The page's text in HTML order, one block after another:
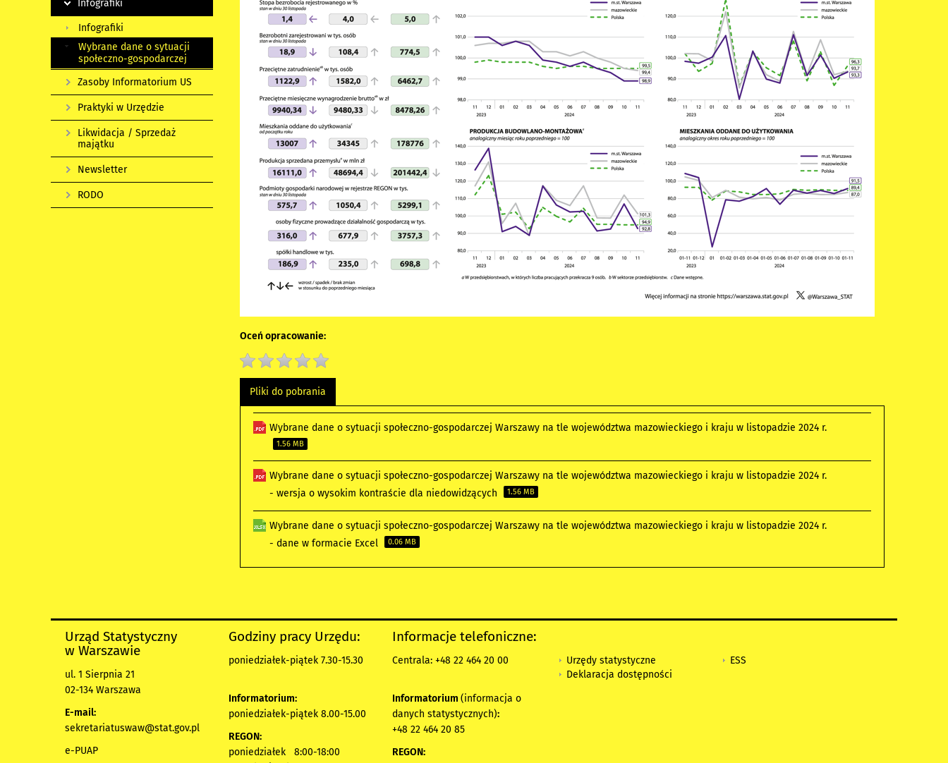
Oceń opracowanie:
Pliki do pobrania
Wybrane dane o sytuacji społeczno-gospodarczej Warszawy na tle województwa mazowieckiego i kraju w listopadzie 2024 r.
1.56 MB
Wybrane dane o sytuacji społeczno-gospodarczej Warszawy na tle województwa mazowieckiego i kraju w listopadzie 2024 r.
- wersja o wysokim kontraście dla niedowidzących
1.56 MB
Wybrane dane o sytuacji społeczno-gospodarczej Warszawy na tle województwa mazowieckiego i kraju w listopadzie 2024 r.
- dane w formacie Excel
0.06 MB
Infografiki
Infografiki
Wybrane dane o sytuacji
społeczno-gospodarczej
Zasoby Informatorium US
Praktyki w Urzędzie
Likwidacja / Sprzedaż
majątku
Newsletter
RODO
Urząd Statystyczny
w Warszawie
ul. 1 Sierpnia 21
02-134 Warszawa
E-mail:
sekretariatuswaw@stat.gov.pl
e-PUAP
Godziny pracy Urzędu:
poniedziałek-piątek 7.30-15.30
Informatorium:
poniedziałek-piątek 8.00-15.00
REGON:
poniedziałek 8:00-18:00
Informacje telefoniczne:
Centrala: +48 22 464 20 00
Informatorium (informacja o
danych statystycznych):
+48 22 464 20 85
REGON:
Urzędy statystyczne
Deklaracja dostępności
ESS